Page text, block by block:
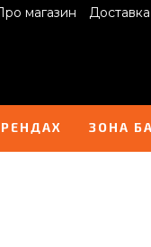
магазин
ЗОНА